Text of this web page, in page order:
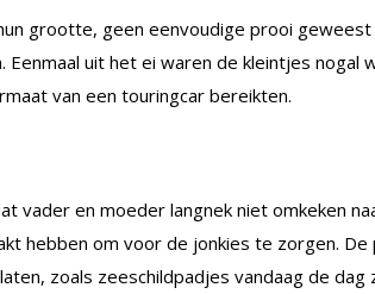
grootte, geen eenvoudige prooi geweest
Eenmaal uit het ei waren de kleintjes nogal
van een touringcar bereikten.
vader en moeder langnek niet omkeken
hebben om voor de jonkies te zorgen. De
zoals zeeschildpadjes vandaag de dag